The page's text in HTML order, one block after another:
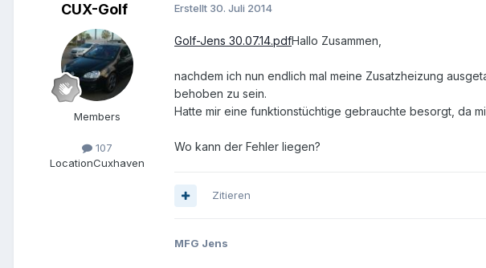
CUX-Golf
Members
107
LocationCuxhaven
Erstellt 30. Juli 2014
Golf-Jens 30.07.14.pdfHallo Zusammen,
nachdem ich nun endlich mal meine Zusatzheizung
behoben zu sein.
Hatte mir eine funktionstüchtige gebrauchte besorgt, da
Wo kann der Fehler liegen?
Zitieren
MFG Jens